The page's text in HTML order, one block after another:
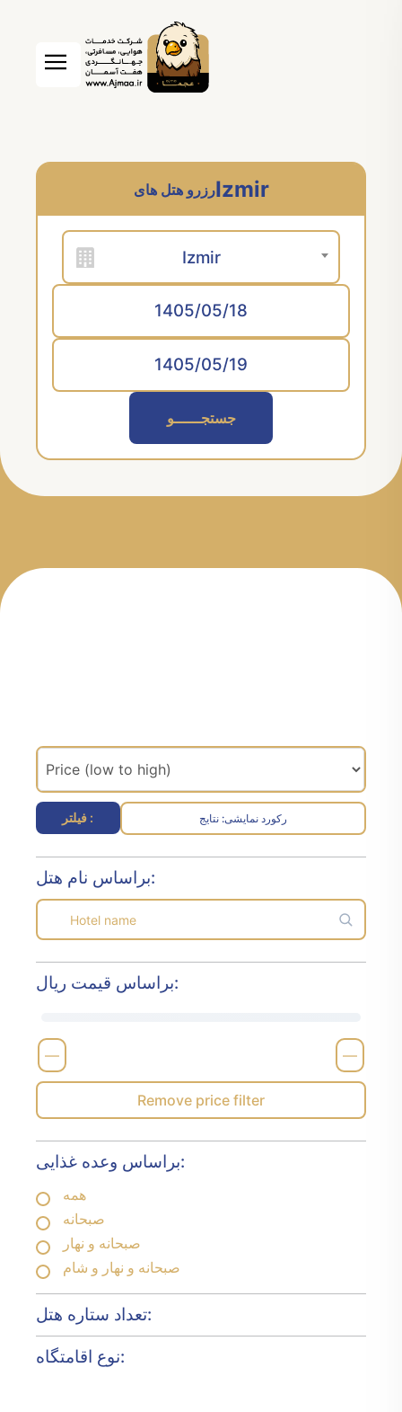
Izmirرزرو هتل های
Izmir
جستجــــــو
فیلتر : نتایج :رکورد نمایشی
براساس نام هتل:
براساس قیمت ریال:
—
—
Remove price filter
براساس وعده غذایی:
همه
صبحانه
صبحانه و نهار
صبحانه و نهار و شام
تعداد ستاره هتل:
نوع اقامتگاه: